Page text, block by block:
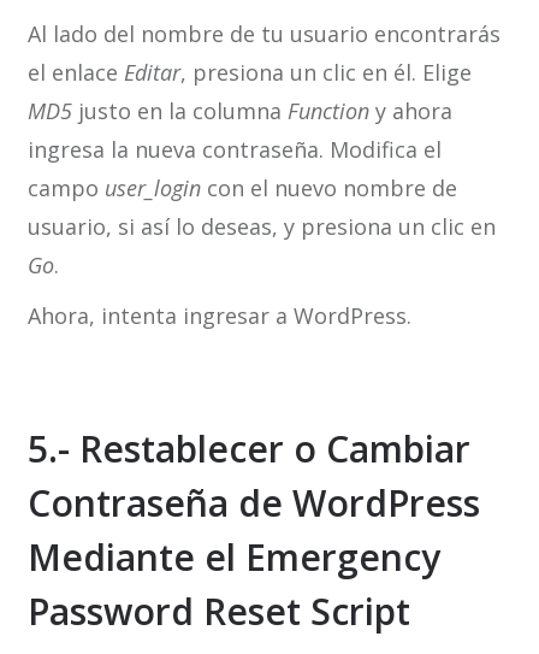
Al lado del nombre de tu usuario encontrarás
el enlace Editar, presiona un clic en él. Elige
MD5justo en la columna Functiony ahora
ingresa la nueva contraseña. Modifica el
campo user_login con el nuevo nombre de
usuario, si así lo deseas, y presiona un clic en
Go.
Ahora, intenta ingresar a WordPress.
5.- Restablecer o Cambiar
Contraseña de WordPress
Mediante el Emergency
Password Reset Script